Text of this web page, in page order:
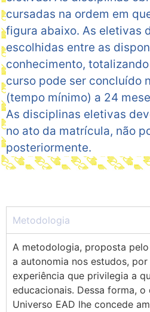
cursadas na ordem em
figura abaixo. As eletivas
escolhidas entre as
conhecimento,
curso pode ser concluído
(tempo mínimo) a 24
As disciplinas eletivas
no ato da matrícula, não
posteriormente.
Metodologia
A metodologia, proposta
a autonomia nos estudos,
experiência que privilegia a
educacionais. Dessa forma,
Universo EAD lhe concede